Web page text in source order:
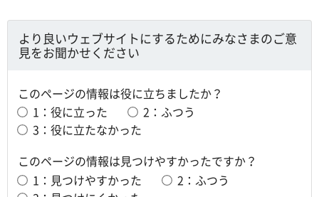
より良いウェブサイトにするためにみなさまのご意
見をお聞かせください
このページの情報は役に立ちましたか？
1：役に立った
2：ふつう
3：役に立たなかった
このページの情報は見つけやすかったですか？
1：見つけやすかった
2：ふつう